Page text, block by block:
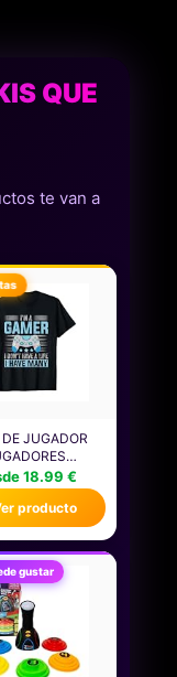
QUE
te van a
JUGADOR
JUEGOS
18.99 €
producto
gustar